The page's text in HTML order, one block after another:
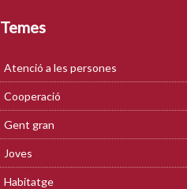
Temes
Atenció a les persones
Cooperació
Gent gran
Joves
Habitatge